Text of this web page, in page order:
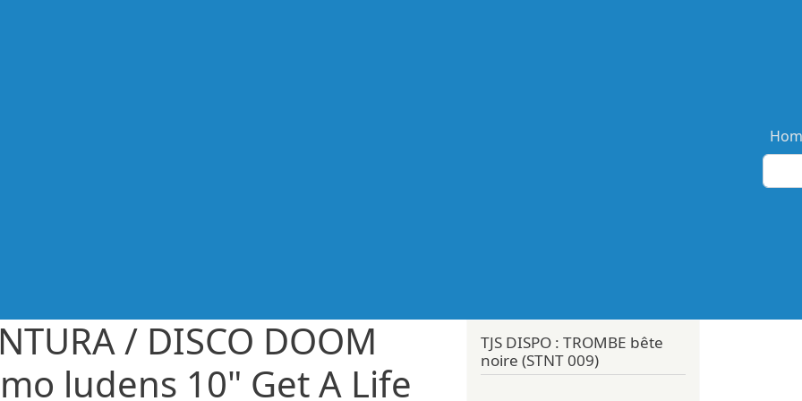
/ DISCO DOOM
ludens 10" Get A Life
TJS DISPO : TROMBE bête
noire (STNT 009)